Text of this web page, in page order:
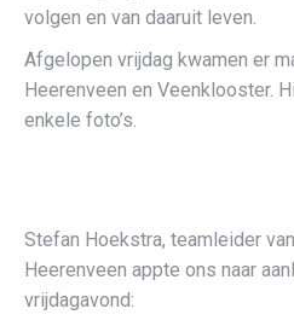
volgen en van daaruit leven.
Afgelopen vrijdag kwamen er
Heerenveen en Veenklooster.
enkele foto’s.
Stefan Hoekstra, teamleider
Heerenveen appte ons naar
vrijdagavond: